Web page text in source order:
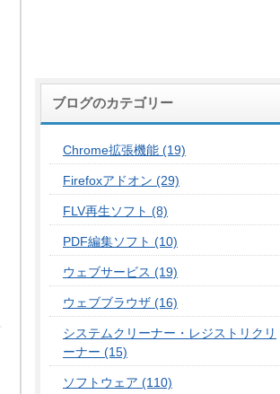
ブログのカテゴリー
Chrome拡張機能 (19)
Firefoxアドオン (29)
FLV再生ソフト (8)
PDF編集ソフト (10)
ウェブサービス (19)
ウェブブラウザ (16)
システムクリーナー・レジストリクリ
ーナー (15)
ソフトウェア (110)